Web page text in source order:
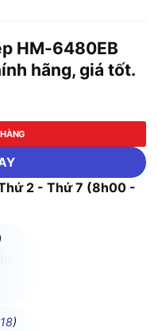
HM-6480EB
hãng, giá tốt.
(New version 2023) số
2 - Thứ 7 (8h00 -
)